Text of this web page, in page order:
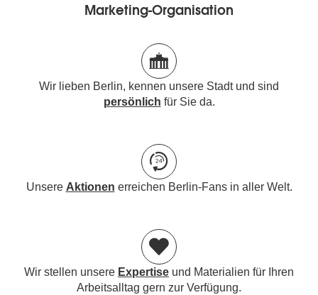
Marketing-Organisation
Wir lieben Berlin, kennen unsere Stadt und sind
persönlich für Sie da.
Unsere Aktionen erreichen Berlin-Fans in aller Welt.
Wir stellen unsere Expertise und Materialien für Ihren
Arbeitsalltag gern zur Verfügung.